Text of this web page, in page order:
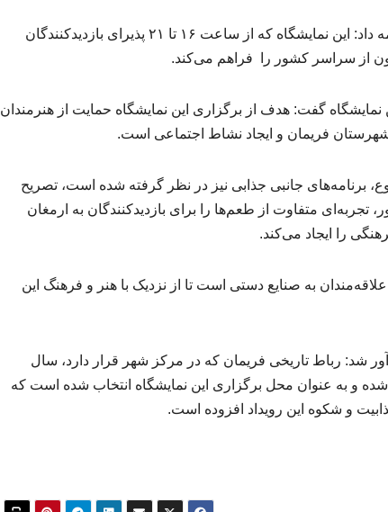
رئیس اداره میراث‌فرهنگی، گردشگری و صنایع‌دستی فریمان ادامه داد: این نمایشگاه که از ساعت ۱۶ تا ۲۱ پذیرای بازدیدکنندگان
از سراسر کشور را فراهم می‌کند.
از سراسر کشور در این نمایشگاه گفت: هدف از برگزاری این نمایشگاه حمایت از هنرمندان
فریمان و ایجاد نشاط اجتماعی است.
برنامه‌های جانبی جذابی نیز در نظر گرفته شده است، تصریح
تجربه‌ای متفاوت از طعم‌ها را برای بازدیدکنندگان به ارمغان
را ایجاد می‌کند.
به صنایع دستی است تا از نزدیک با هنر و فرهنگ این
شد: رباط تاریخی فریمان که در مرکز شهر قرار دارد، سال
و به عنوان محل برگزاری این نمایشگاه انتخاب شده است که
و شکوه این رویداد افزوده است.